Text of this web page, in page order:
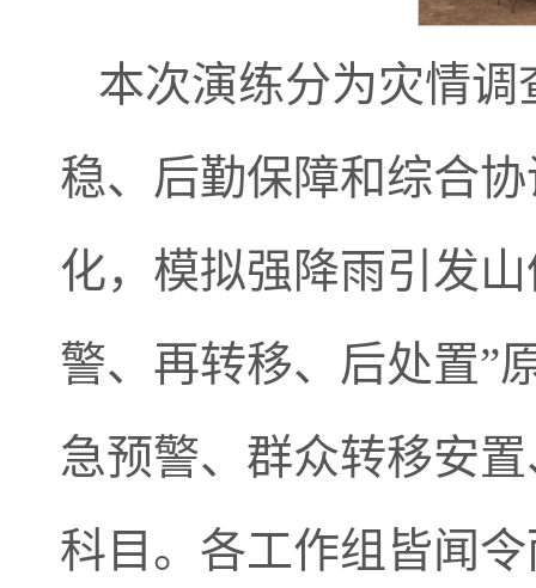
本次演练分为灾情
稳、后勤保障和综合
化，模拟强降雨引发
警、再转移、后处置”
急预警、群众转移安
科目。各工作组皆闻